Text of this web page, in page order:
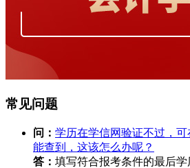
常见问题
问： 学历在学信网验证不过，
能查到，这该怎么办呢？
答： 填写符合报考条件的最后